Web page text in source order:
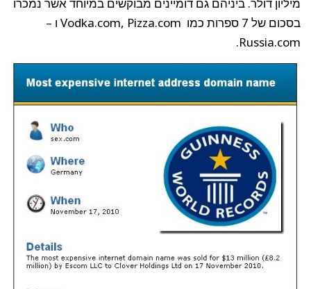
בסכום של 7 ספרות כמו Vodka.com, Pizza.com ו –
Russia.com.